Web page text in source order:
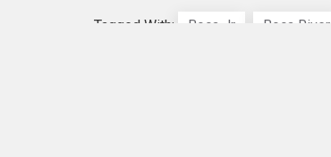
Tagged With: Boca Jr Boca River